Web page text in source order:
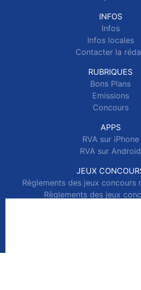
INFOS
Infos
Infos locales
Contacter la
RUBRIQUES
Bons Plans
Emissions
Concours
APPS
RVA sur iPhone
RVA sur Android
JEUX
Règlements des jeux concours
Règlements des jeux